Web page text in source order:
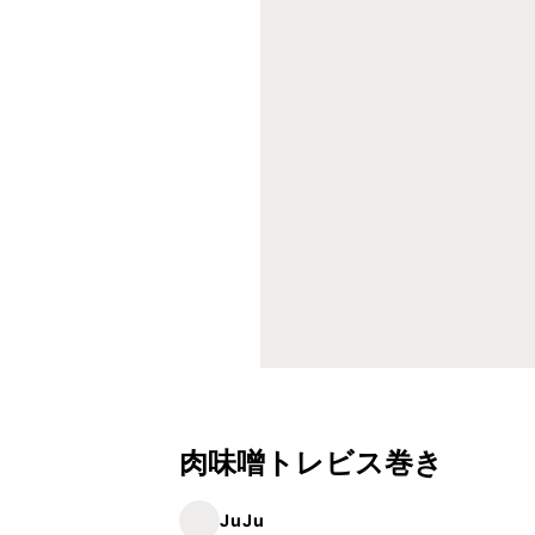
肉味噌トレビス巻き
JuJu